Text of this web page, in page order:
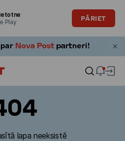
Play
PĀRIET
lapa neeksistē